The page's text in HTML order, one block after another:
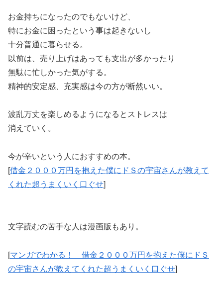
お金持ちになったのでもないけど、
特にお金に困ったという事は起きないし
十分普通に暮らせる。
以前は、売り上げはあっても支出が多かったり
無駄に忙しかった気がする。
精神的安定感、充実感は今の方が断然いい。
波乱万丈を楽しめるようになるとストレスは
消えていく。
今が辛いという人におすすめの本。
[借金２０００万円を抱えた僕にドＳの宇宙さんが教えて
くれた超うまくいく口ぐせ]
文字読むの苦手な人は漫画版もあり。
[マンガでわかる！ 借金２０００万円を抱えた僕にドＳ
の宇宙さんが教えてくれた超うまくいく口ぐせ]